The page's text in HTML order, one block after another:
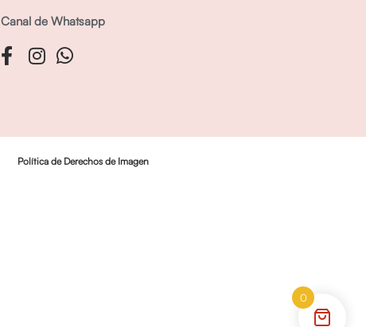
Canal de Whatsapp
Política de Derechos de Imagen
0